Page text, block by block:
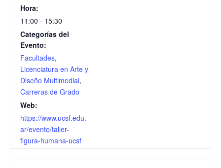
Hora:
11:00 - 15:30
Categorías del
Evento:
Facultades,
Licenciatura en Arte y
Diseño Multimedial,
Carreras de Grado
Web:
https://www.ucsf.edu.
ar/evento/taller-
figura-humana-ucsf